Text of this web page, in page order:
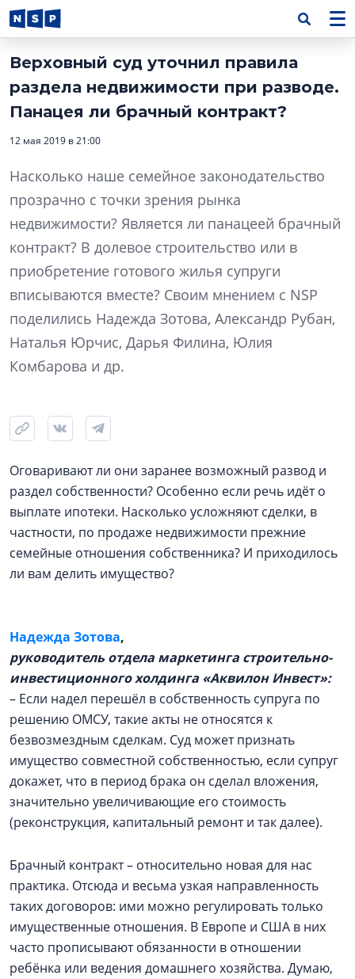
Верховный суд уточнил правила
раздела недвижимости при разводе.
Панацея ли брачный контракт?
12 мая 2019 в 21:00
Насколько наше семейное законодательство
прозрачно с точки зрения рынка
недвижимости? Является ли панацеей брачный
контракт? В долевое строительство или в
приобретение готового жилья супруги
вписываются вместе? Своим мнением с NSP
поделились Надежда Зотова, Александр Рубан,
Наталья Юрчис, Дарья Филина, Юлия
Комбарова и др.
Оговаривают ли они заранее возможный развод и
раздел собственности? Особенно если речь идёт о
выплате ипотеки. Насколько усложняют сделки, в
частности, по продаже недвижимости прежние
семейные отношения собственника? И приходилось
ли вам делить имущество?
Надежда Зотова,
руководитель отдела маркетинга строительно-
инвестиционного холдинга «Аквилон Инвест»:
– Если надел перешёл в собственность супруга по
решению ОМСУ, такие акты не относятся к
безвозмездным сделкам. Суд может признать
имущество совместной собственностью, если супруг
докажет, что в период брака он сделал вложения,
значительно увеличивающие его стоимость
(реконструкция, капитальный ремонт и так далее).
Брачный контракт – относительно новая для нас
практика. Отсюда и весьма узкая направленность
таких договоров: ими можно регулировать только
имущественные отношения. В Европе и США в них
часто прописывают обязанности в отношении
ребёнка или ведения домашнего хозяйства. Думаю,